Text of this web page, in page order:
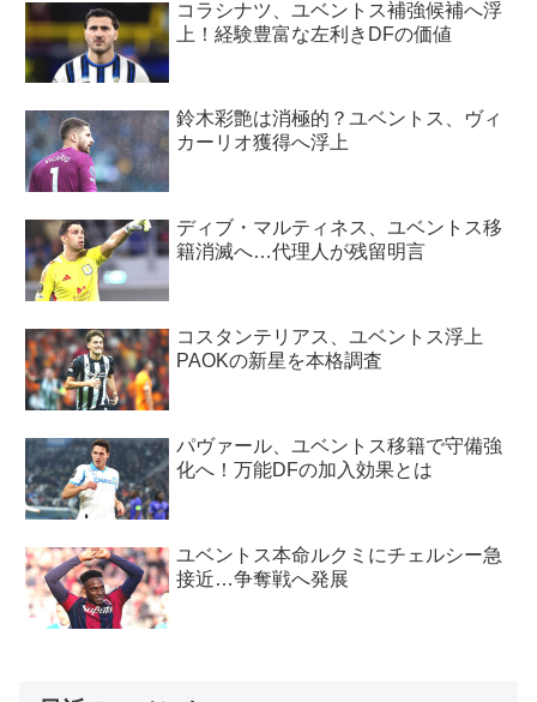
コラシナツ、ユベントス補強候補へ浮
上！経験豊富な左利きDFの価値
鈴木彩艶は消極的？ユベントス、ヴィ
カーリオ獲得へ浮上
ディブ・マルティネス、ユベントス移
籍消滅へ…代理人が残留明言
コスタンテリアス、ユベントス浮上
PAOKの新星を本格調査
パヴァール、ユベントス移籍で守備強
化へ！万能DFの加入効果とは
ユベントス本命ルクミにチェルシー急
接近…争奪戦へ発展